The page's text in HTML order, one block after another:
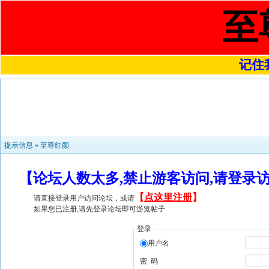
至
记住
提示信息 » 至尊红颜
【论坛人数太多,禁止游客访问,请登
请直接登录用户访问论坛，或请 【 点这里注册】
如果您已注册,请先登录论坛即可游览帖子
登录
用户名
密 码